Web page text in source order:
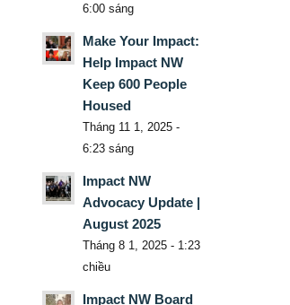
6:00 sáng
Make Your Impact:
Help Impact NW
Keep 600 People
Housed
Tháng 11 1, 2025 -
6:23 sáng
Impact NW
Advocacy Update |
August 2025
Tháng 8 1, 2025 - 1:23
chiều
Impact NW Board